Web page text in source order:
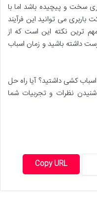
سخت و پیچیده باشد اما با
می توانید این فرآیند
ترین نکته این است که از
داشته باشید و زمان اسباب
کشی داشتید؟ آیا راه حل
نظرات و تجربیات شما
Copy URL